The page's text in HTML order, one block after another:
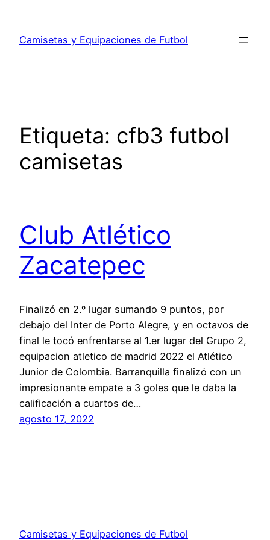
contenido
Camisetas y Equipaciones de Futbol
Etiqueta: cfb3 futbol
camisetas
Club Atlético
Zacatepec
Finalizó en 2.º lugar sumando 9 puntos, por
debajo del Inter de Porto Alegre, y en octavos de
final le tocó enfrentarse al 1.er lugar del Grupo 2,
equipacion atletico de madrid 2022 el Atlético
Junior de Colombia. Barranquilla finalizó con un
impresionante empate a 3 goles que le daba la
calificación a cuartos de…
agosto 17, 2022
Camisetas y Equipaciones de Futbol